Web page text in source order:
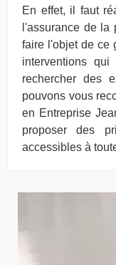
En effet, il faut
l'assurance de la
faire l'objet de ce
interventions
rechercher des
pouvons vous
en Entreprise
proposer des
accessibles à